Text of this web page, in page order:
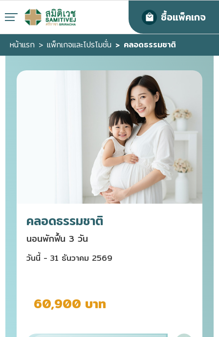
ซื้อแพ็คเกจ
หน้าแรก แพ็กเกจและโปรโมชั่น คลอดธรรมชาติ
คลอดธรรมชาติ
นอนพักฟื้น 3 วัน
วันนี้ - 31 ธันวาคม 2569
60,900 บาท